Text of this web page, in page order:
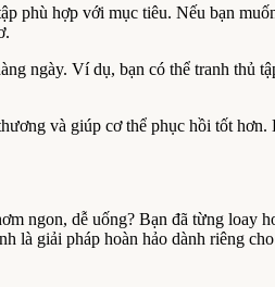
phù hợp với mục tiêu. Nếu bạn
ngày. Ví dụ, bạn có thể tranh
và giúp cơ thể phục hồi tốt
ngon, dễ uống? Bạn đã từng
giải pháp hoàn hảo dành riêng cho